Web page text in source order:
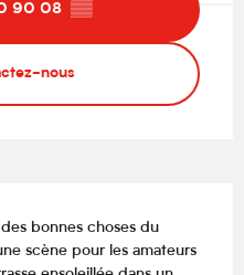
90 08 ▒▒
nous
bonnes choses du
scène pour les amateurs